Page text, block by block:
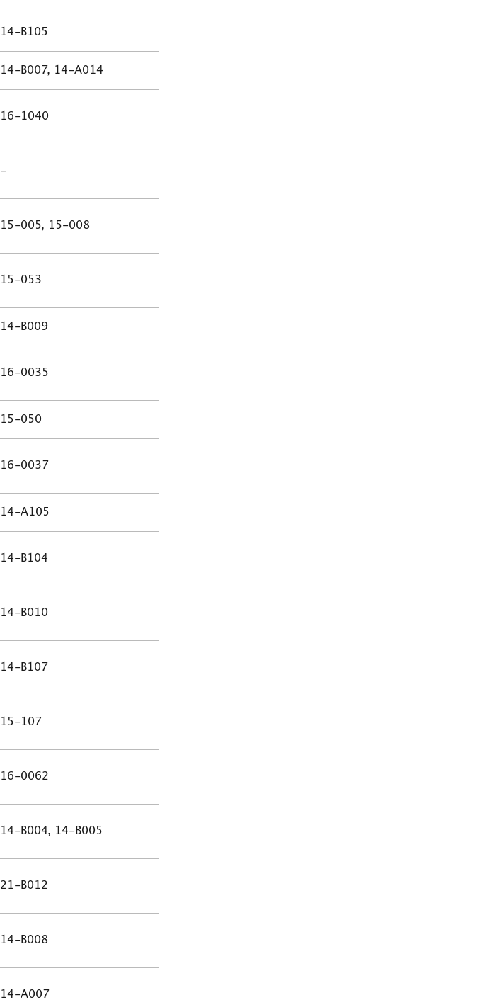
14-B105
14-B007, 14-A014
16-1040
-
15-005, 15-008
15-053
14-B009
16-0035
15-050
16-0037
14-A105
14-B104
14-B010
14-B107
15-107
16-0062
14-B004, 14-B005
21-B012
14-B008
14-A007